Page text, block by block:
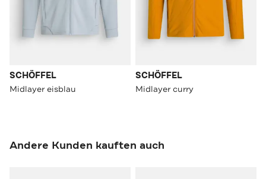
SCHÖFFEL
Midlayer eisblau
SCHÖFFEL
Midlayer curry
Andere Kunden kauften auch